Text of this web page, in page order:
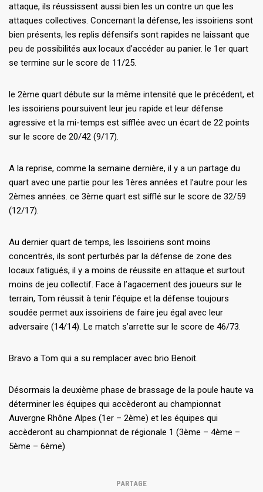
attaque, ils réussissent aussi bien les un contre un que les
attaques collectives. Concernant la défense, les issoiriens sont
bien présents, les replis défensifs sont rapides ne laissant que
peu de possibilités aux locaux d’accéder au panier. le 1er quart
se termine sur le score de 11/25.
le 2ème quart débute sur la même intensité que le précédent, et
les issoiriens poursuivent leur jeu rapide et leur défense
agressive et la mi-temps est sifflée avec un écart de 22 points
sur le score de 20/42 (9/17).
A la reprise, comme la semaine dernière, il y a un partage du
quart avec une partie pour les 1ères années et l’autre pour les
2èmes années. ce 3ème quart est sifflé sur le score de 32/59
(12/17).
Au dernier quart de temps, les Issoiriens sont moins
concentrés, ils sont perturbés par la défense de zone des
locaux fatigués, il y a moins de réussite en attaque et surtout
moins de jeu collectif. Face à l’agacement des joueurs sur le
terrain, Tom réussit à tenir l’équipe et la défense toujours
soudée permet aux issoiriens de faire jeu égal avec leur
adversaire (14/14). Le match s’arrette sur le score de 46/73.
Bravo a Tom qui a su remplacer avec brio Benoit.
Désormais la deuxième phase de brassage de la poule haute va
déterminer les équipes qui accèderont au championnat
Auvergne Rhône Alpes (1er – 2ème) et les équipes qui
accèderont au championnat de régionale 1 (3ème – 4ème –
5ème – 6ème)
PARTAGE